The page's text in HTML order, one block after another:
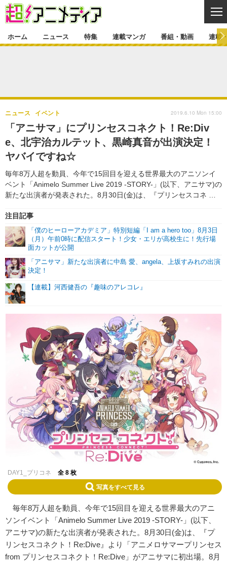
ゲーム・アプリ マンガ
グッズ イベント
声優
舞台 新帝スタ
特集一覧 カバー
ラキりす
連載マンガ
番組・動画
番組・動画一覧 ラジオ
動画
連載・ブログ
連載・ブログ一覧
編集部ブログ・お知らせ
ホーム ニュース 特集 連載マンガ 番組・動画 連載
「アニサマ」にプリンセスコネクト！Re:Div
e、北宇治カルテット、黒崎真音が出演決定！
ヤバイですね☆
毎年8万人超を動員、今年で15回目を迎える世界最大のアニソンイ
ベント「Animelo Summer Live 2019 -STORY-」(以下、アニサマ)の
新たな出演者が発表された。8月30日(金)は、『プリンセスコネ …
ニュース イベント
注目記事
「僕のヒーローアカデミア」特別短編「I am a hero too」8月3日
（月）午前0時に配信スタート！少女・エリが高校生に！先行場
面カットが公開
「アニサマ」新たな出演者に中島 愛、angela、上坂すみれの出演
決定！
【連載】河西健吾の『趣味のアレコレ』
2019.6.10 Mon 15:00
DAY1_プリコネ 全 8 枚
写真をすべて見る
毎年8万人超を動員、今年で15回目を迎える世界最大のアニ
ソンイベント「Animelo Summer Live 2019 -STORY-」(以下、
アニサマ)の新たな出演者が発表された。8月30日(金)は、『プ
リンセスコネクト！Re:Dive』より「アニメロサマープリンセス
from プリンセスコネクト！Re:Dive」がアニサマに初出場。8月